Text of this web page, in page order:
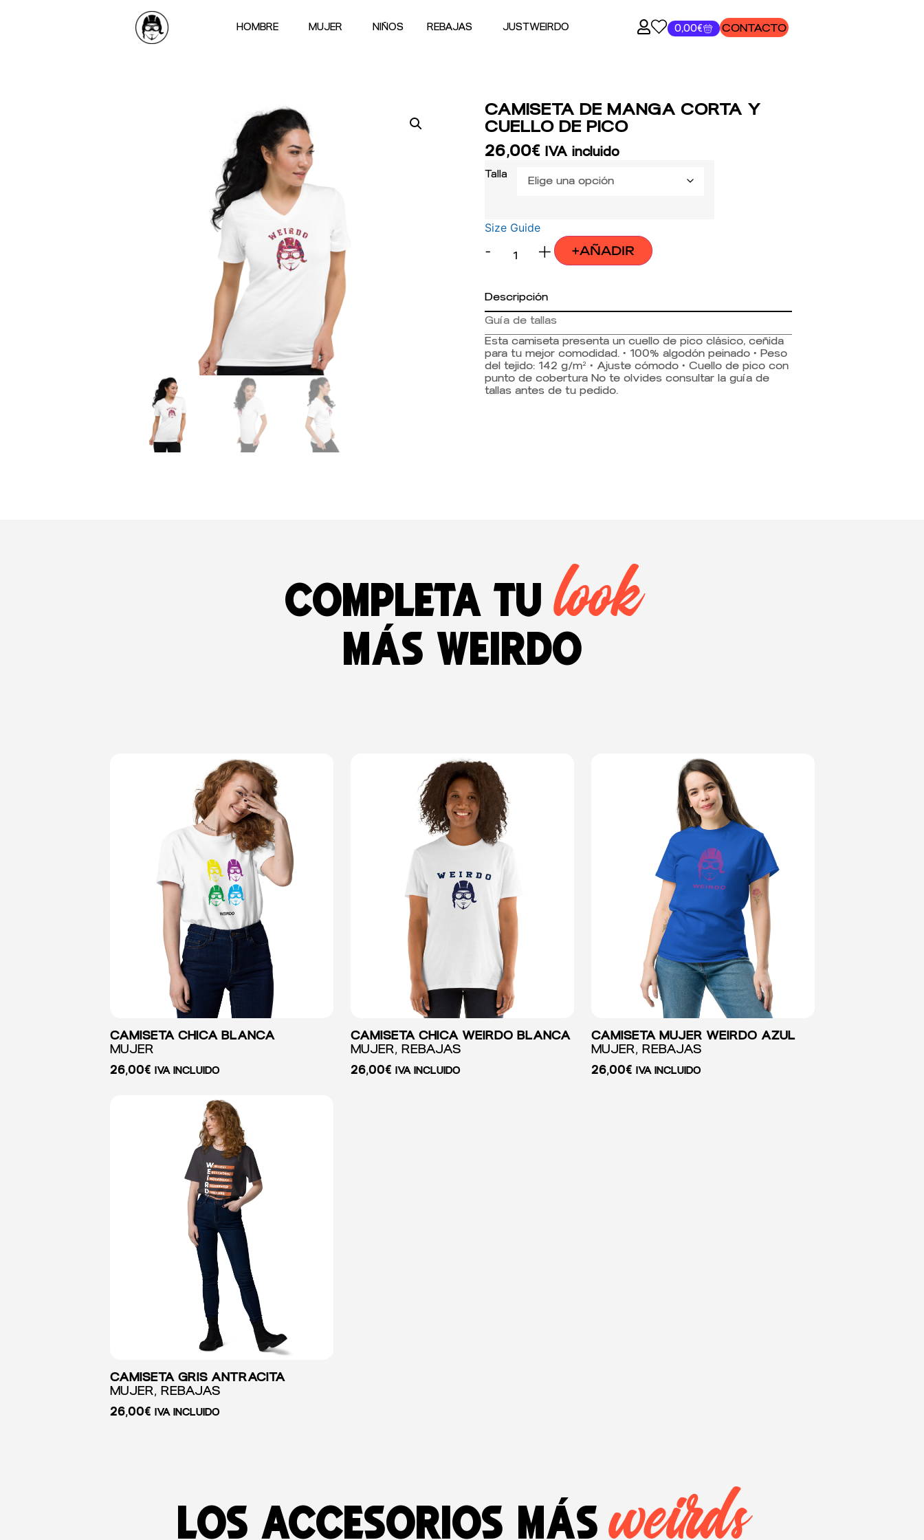
HOMBRE MUJER NIÑOS REBAJAS JUSTWEIRDO 0,00€ CONTACTO
CAMISETA DE MANGA CORTA Y
CUELLO DE PICO
26,00€ IVA incluido
Talla
Size Guide
- + +AÑADIR
Descripción
Guía de tallas
Esta camiseta presenta un cuello de pico clásico, ceñida
para tu mejor comodidad. • 100% algodón peinado • Peso
del tejido: 142 g/m² • Ajuste cómodo • Cuello de pico con
punto de cobertura No te olvides consultar la guía de
tallas antes de tu pedido.
Completa tulook
más weirdo
CAMISETA CHICA BLANCA
MUJER
26,00€ IVA INCLUIDO
CAMISETA CHICA WEIRDO BLANCA
MUJER, REBAJAS
26,00€ IVA INCLUIDO
CAMISETA MUJER WEIRDO AZUL
MUJER, REBAJAS
26,00€ IVA INCLUIDO
CAMISETA GRIS ANTRACITA
MUJER, REBAJAS
26,00€ IVA INCLUIDO
Los accesorios másweirds